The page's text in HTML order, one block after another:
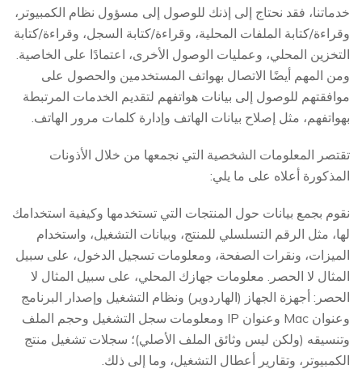
خدماتنا، فقد نحتاج إلى إذنك للوصول إلى مسؤول نظام الكمبيوتر،
وقراءة/كتابة الملفات المحلية، وقراءة/كتابة السجل، وقراءة/كتابة
التخزين المحلي، وعمليات الوصول الأخرى، اعتمادًا على الخاصية.
ومن المهم أيضًا الاتصال بهواتف المستخدمين والحصول على
موافقتهم للوصول إلى بيانات هواتفهم لتقديم الخدمات المرتبطة
بهواتفهم، مثل إصلاح بيانات الهاتف وإدارة كلمات مرور الهاتف.
تقتصر المعلومات الشخصية التي نجمعها من خلال الأذونات
المذكورة أعلاه على ما يلي:
نقوم بجمع بيانات حول المنتجات التي تستخدمها وكيفية استخدامك
لها، مثل الرقم التسلسلي للمنتج، وبيانات التشغيل، واستخدام
الميزات، ونقرات الصفحة، ومعلومات تسجيل الدخول، على سبيل
المثال لا الحصر. معلومات جهازك المحلي، على سبيل المثال لا
الحصر: أجهزة الجهاز (الهاردوير) ونظام التشغيل وإصدار البرنامج
وعنوان Mac وعنوان IP ومعلومات سجل التشغيل وحجم الملف
وتنسيقه (ولكن ليس وثائق الملف الأصلي)؛ سجلات تشغيل منتج
الكمبيوتر، وتقارير أعطال التشغيل، وما إلى ذلك.